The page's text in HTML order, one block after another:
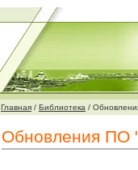
Главная / Библиотека /
Обновления ПО